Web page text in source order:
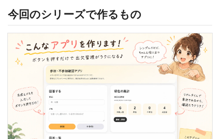
今回のシリーズで作るもの